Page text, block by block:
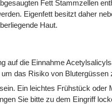
Fett Stammzellen
Eigenfett besitzt daher
Haut.
auf die Einnahme
das Risiko von Blutergüssen
Ein leichtes Frühstück
Sie bitte zu dem Eingriff